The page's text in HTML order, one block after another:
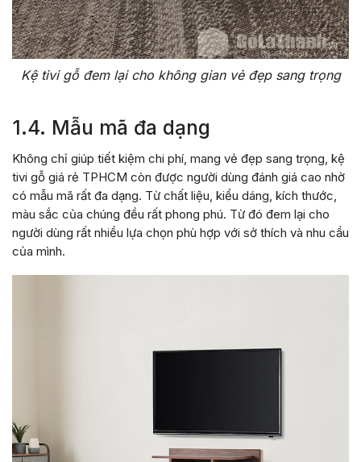
Kệ tivi gỗ đem lại cho không gian vẻ đẹp sang trọng
1.4. Mẫu mã đa dạng
Không chỉ giúp tiết kiệm chi phí, mang vẻ đẹp sang trọng, kệ
tivi gỗ giá rẻ TPHCM còn được người dùng đánh giá cao nhờ
có mẫu mã rất đa dạng. Từ chất liệu, kiểu dáng, kích thước,
màu sắc của chúng đều rất phong phú. Từ đó đem lại cho
người dùng rất nhiều lựa chọn phù hợp với sở thích và nhu cầu
của mình.